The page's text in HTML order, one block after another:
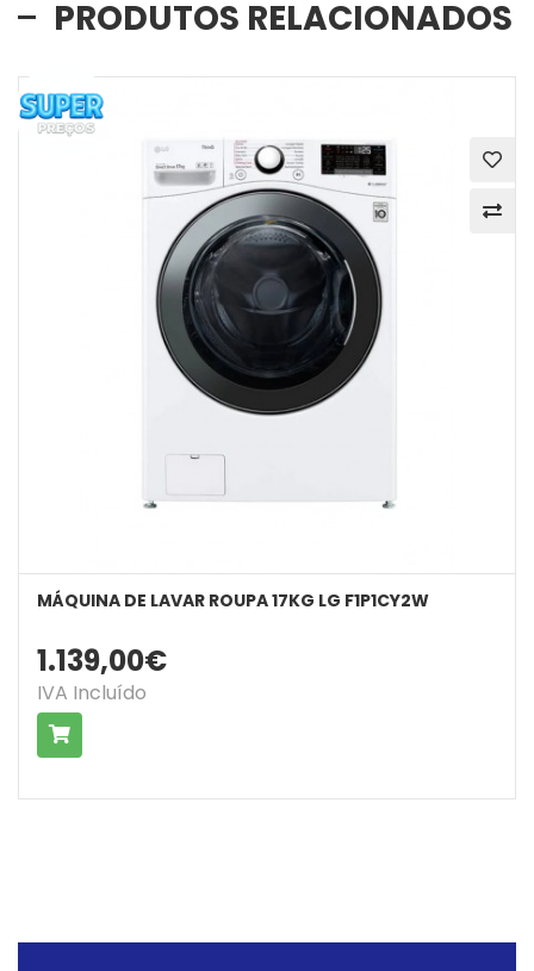
PRODUTOS RELACIONADOS
MÁQUINA DE LAVAR ROUPA 17KG LG F1P1CY2W
1.139,00€
IVA Incluído
COMPRAR